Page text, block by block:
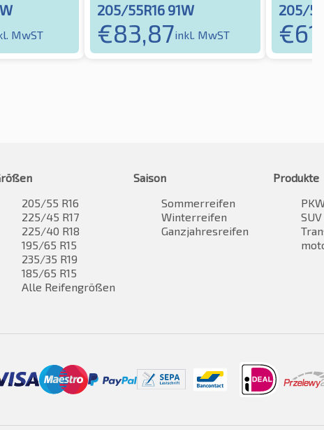
MwST
205/55R16 91W
€83,87inkl. MwST
205/
€
205/55 R16
225/45 R17
225/40 R18
195/65 R15
235/35 R19
185/65 R15
Alle Reifengrößen
Saison
Sommerreifen
Winterreifen
Ganzjahresreifen
Produkte